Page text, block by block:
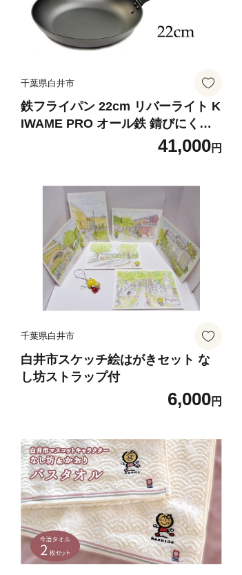
千葉県白井市
鉄フライパン 22cm リバーライト K
IWAME PRO オール鉄 錆びにくい
焦げ付きにくい お手入れ簡単 フラ
41,000円
千葉県白井市
白井市スケッチ絵はがきセット な
し坊ストラップ付
6,000円